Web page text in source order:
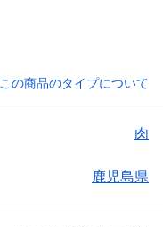
この商品のタイプについて
肉
鹿児島県